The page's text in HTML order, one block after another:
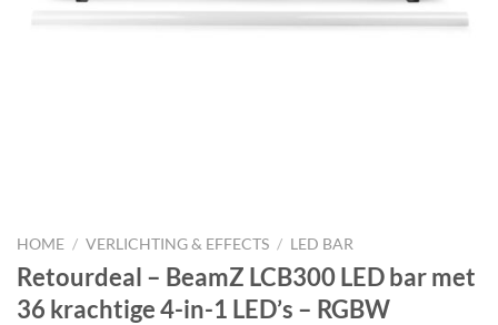
HOME / VERLICHTING & EFFECTS / LED BAR
Retourdeal – BeamZ LCB300 LED bar met
36 krachtige 4-in-1 LED’s – RGBW